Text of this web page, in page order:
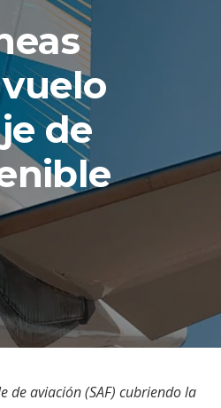
de
de aviación (SAF) cubriendo la